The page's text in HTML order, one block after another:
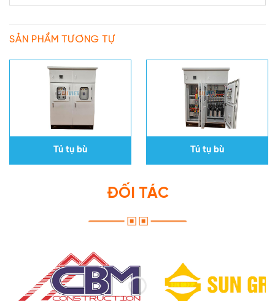
SẢN PHẨM TƯƠNG TỰ
Tủ tụ bù Tủ tụ bù
ĐỐI TÁC